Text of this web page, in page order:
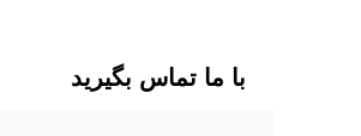
با ما تماس بگیرید